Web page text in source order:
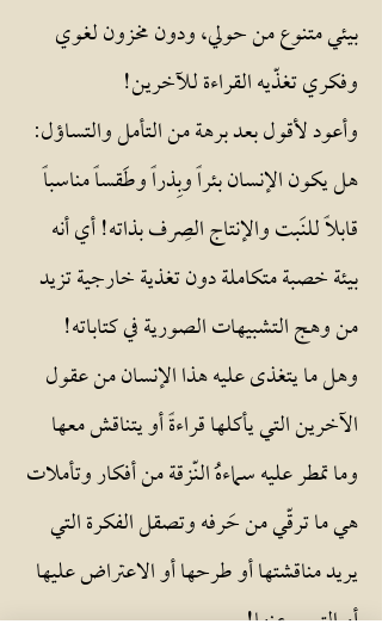
بيئي متنوع من حولي، ودون مخزون لغوي
وفكري تغذّيه القراءة للآخرين!
وأعود لأقول بعد برهة من التأمل والتساؤل:
هل يكون الإنسان بئراً وبِذراً وطَقساً مناسباً
قابلاً للنَبت والإنتاج الصِرف بذاته! أي أنه
بيئة خصبة متكاملة دون تغذية خارجية تزيد
من وهج التشبيهات الصورية في كتاباته!
وهل ما يتغذى عليه هذا الإنسان من عقول
الآخرين التي يأكلها قراءةً أو يتناقش معها
وما تمطر عليه سماءهُ النّزقة من أفكار وتأملات
هي ما ترقّي من حَرفه وتصقل الفكرة التي
يريد مناقشتها أو طرحها أو الاعتراض عليها